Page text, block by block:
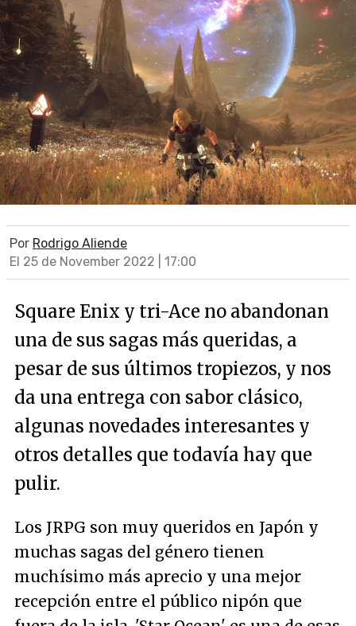
Por Rodrigo Aliende
El 25 de November 2022 | 17:00
Square Enix y tri-Ace no abandonan
una de sus sagas más queridas, a
pesar de sus últimos tropiezos, y nos
da una entrega con sabor clásico,
algunas novedades interesantes y
otros detalles que todavía hay que
pulir.
Los JRPG son muy queridos en Japón y
muchas sagas del género tienen
muchísimo más aprecio y una mejor
recepción entre el público nipón que